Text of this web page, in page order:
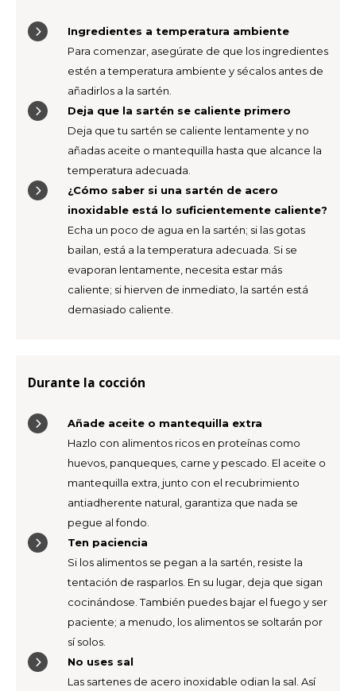
Ingredientes a temperatura ambiente
Para comenzar, asegúrate de que los ingredientes
estén a temperatura ambiente y sécalos antes de
añadirlos a la sartén.
Deja que la sartén se caliente primero
Deja que tu sartén se caliente lentamente y no
añadas aceite o mantequilla hasta que alcance la
temperatura adecuada.
¿Cómo saber si una sartén de acero
inoxidable está lo suficientemente caliente?
Echa un poco de agua en la sartén; si las gotas
bailan, está a la temperatura adecuada. Si se
evaporan lentamente, necesita estar más
caliente; si hierven de inmediato, la sartén está
demasiado caliente.
Durante la cocción
Añade aceite o mantequilla extra
Hazlo con alimentos ricos en proteínas como
huevos, panqueques, carne y pescado. El aceite o
mantequilla extra, junto con el recubrimiento
antiadherente natural, garantiza que nada se
pegue al fondo.
Ten paciencia
Si los alimentos se pegan a la sartén, resiste la
tentación de rasparlos. En su lugar, deja que sigan
cocinándose. También puedes bajar el fuego y ser
paciente; a menudo, los alimentos se soltarán por
sí solos.
No uses sal
Las sartenes de acero inoxidable odian la sal. Así